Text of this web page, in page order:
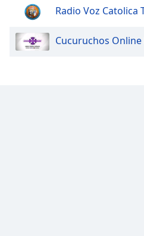
Opacity
Radio Voz Catolica
Cucuruchos Online